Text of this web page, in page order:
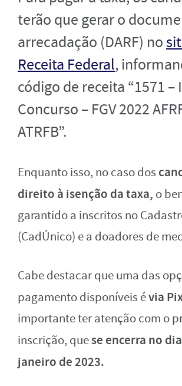
terão que gerar o
arrecadação (DARF) no
Receita Federal,
código de receita “1571 –
Concurso – FGV 2022
ATRFB”.
Enquanto isso, no caso dos
direito à isenção da taxa, o
garantido a inscritos no
(CadÚnico) e a doadores de
Cabe destacar que uma das
pagamento disponíveis évia
importante ter atenção com o
inscrição, quese encerra no
janeiro de 2023.